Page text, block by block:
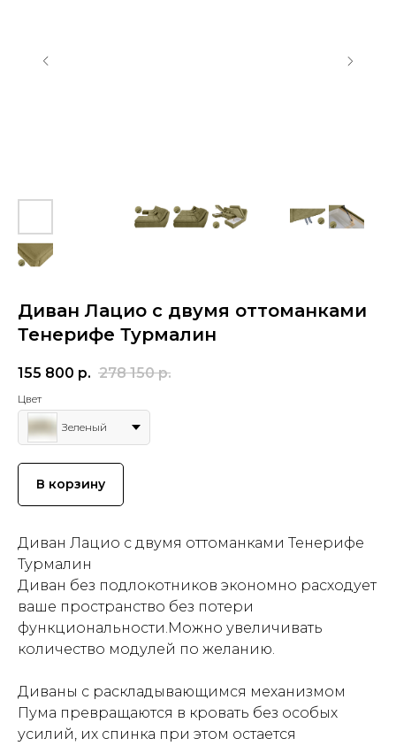
Диван Лацио с двумя оттоманками
Тенерифе Турмалин
155 800 р. 278 150 р.
Цвет
Зеленый
В корзину
Диван Лацио с двумя оттоманками Тенерифе
Турмалин
Диван без подлокотников экономно расходует
ваше пространство без потери
функциональности.Можно увеличивать
количество модулей по желанию.
Диваны с раскладывающимся механизмом
Пума превращаются в кровать без особых
усилий, их спинка при этом остается